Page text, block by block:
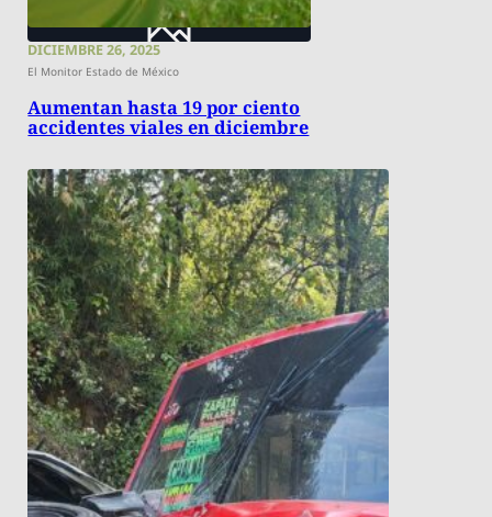
DICIEMBRE 26, 2025
El Monitor Estado de México
Aumentan hasta 19 por ciento
accidentes viales en diciembre